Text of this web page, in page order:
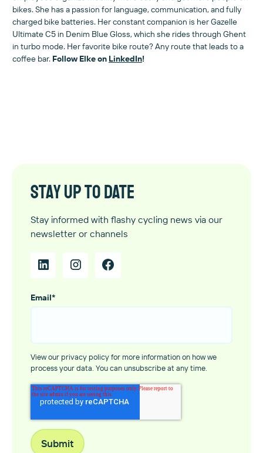
bikes. She has a passion for language, communication, and fully
charged bike batteries. Her constant companion is her Gazelle
Ultimate C5 in Denim Blue Gloss, which she rides through Ghent
in turbo mode. Her favorite bike route? Any route that leads to a
coffee bar. Follow Elke on LinkedIn!
Stay up to date
Stay informed with flashy cycling news via our
newsletter or channels
Email*
View our privacy policy for more information on how we
process your data. You can unsubscribe at any time.